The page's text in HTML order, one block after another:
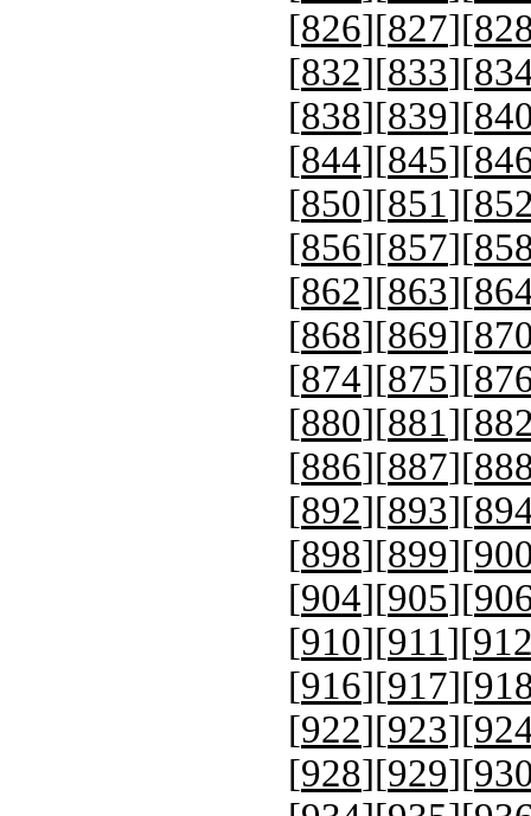
[826][827][
[832][833][
[838][839][
[844][845][
[850][851][
[856][857][
[862][863][
[868][869][
[874][875][
[880][881][
[886][887][
[892][893][
[898][899][
[904][905][
[910][911][
[916][917][
[922][923][
[928][929][